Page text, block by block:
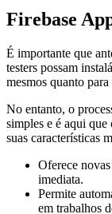
Firebase
É importante que
testers possam
mesmos quanto
No entanto, o
simples e é aqui
suas características
Oferece
imediata.
Permite
em trabalhos